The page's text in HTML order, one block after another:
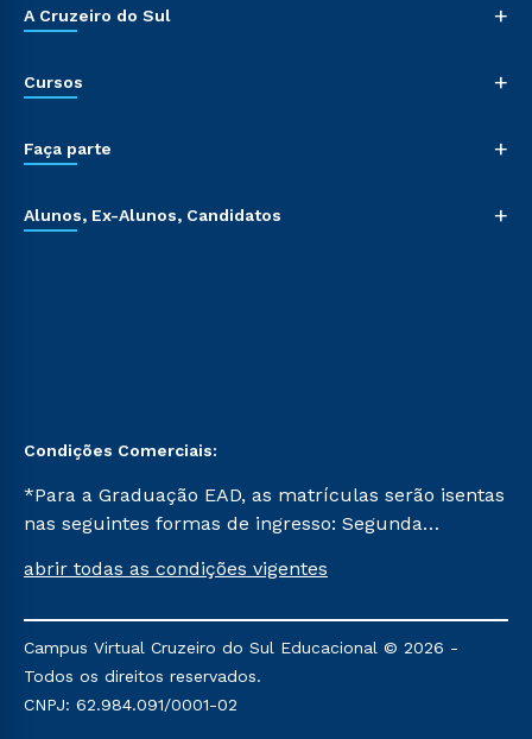
A Cruzeiro do Sul +
Cursos +
Faça parte +
Alunos, Ex-Alunos, Candidatos +
Condições Comerciais:
*Para a Graduação EAD, as matrículas serão isentas
nas seguintes formas de ingresso: Segunda
Já para as demais, a taxa de matrícula será de R$
mencionadas são referentes aos cursos: Ensino
Religioso, Geografia para a Docência e Metodologia
do Ensino de História: Questões Atuais.
abrir todas as condições vigentes
Campus Virtual Cruzeiro do Sul Educacional © 2026 -
Todos os direitos reservados.
CNPJ: 62.984.091/0001-02